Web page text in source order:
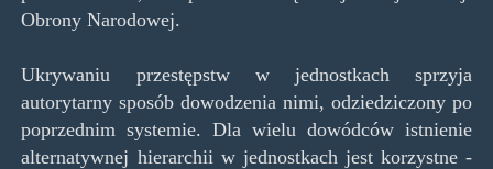
Obrony Narodowej.
Ukrywaniu przestępstw w jednostkach sprzyja
autorytarny sposób dowodzenia nimi, odziedziczony po
poprzednim systemie. Dla wielu dowódców istnienie
alternatywnej hierarchii w jednostkach jest korzystne -